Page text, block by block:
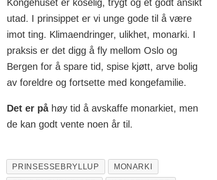
Kongehuset er koselig, trygt og et godt ansikt
utad. I prinsippet er vi unge gode til å være
imot ting. Klimaendringer, ulikhet, monarki. I
praksis er det digg å fly mellom Oslo og
Bergen for å spare tid, spise kjøtt, arve bolig
av foreldre og fortsette med kongefamilie.
Det er påhøy tid å avskaffe monarkiet, men
de kan godt vente noen år til.
PRINSESSEBRYLLUP MONARKI